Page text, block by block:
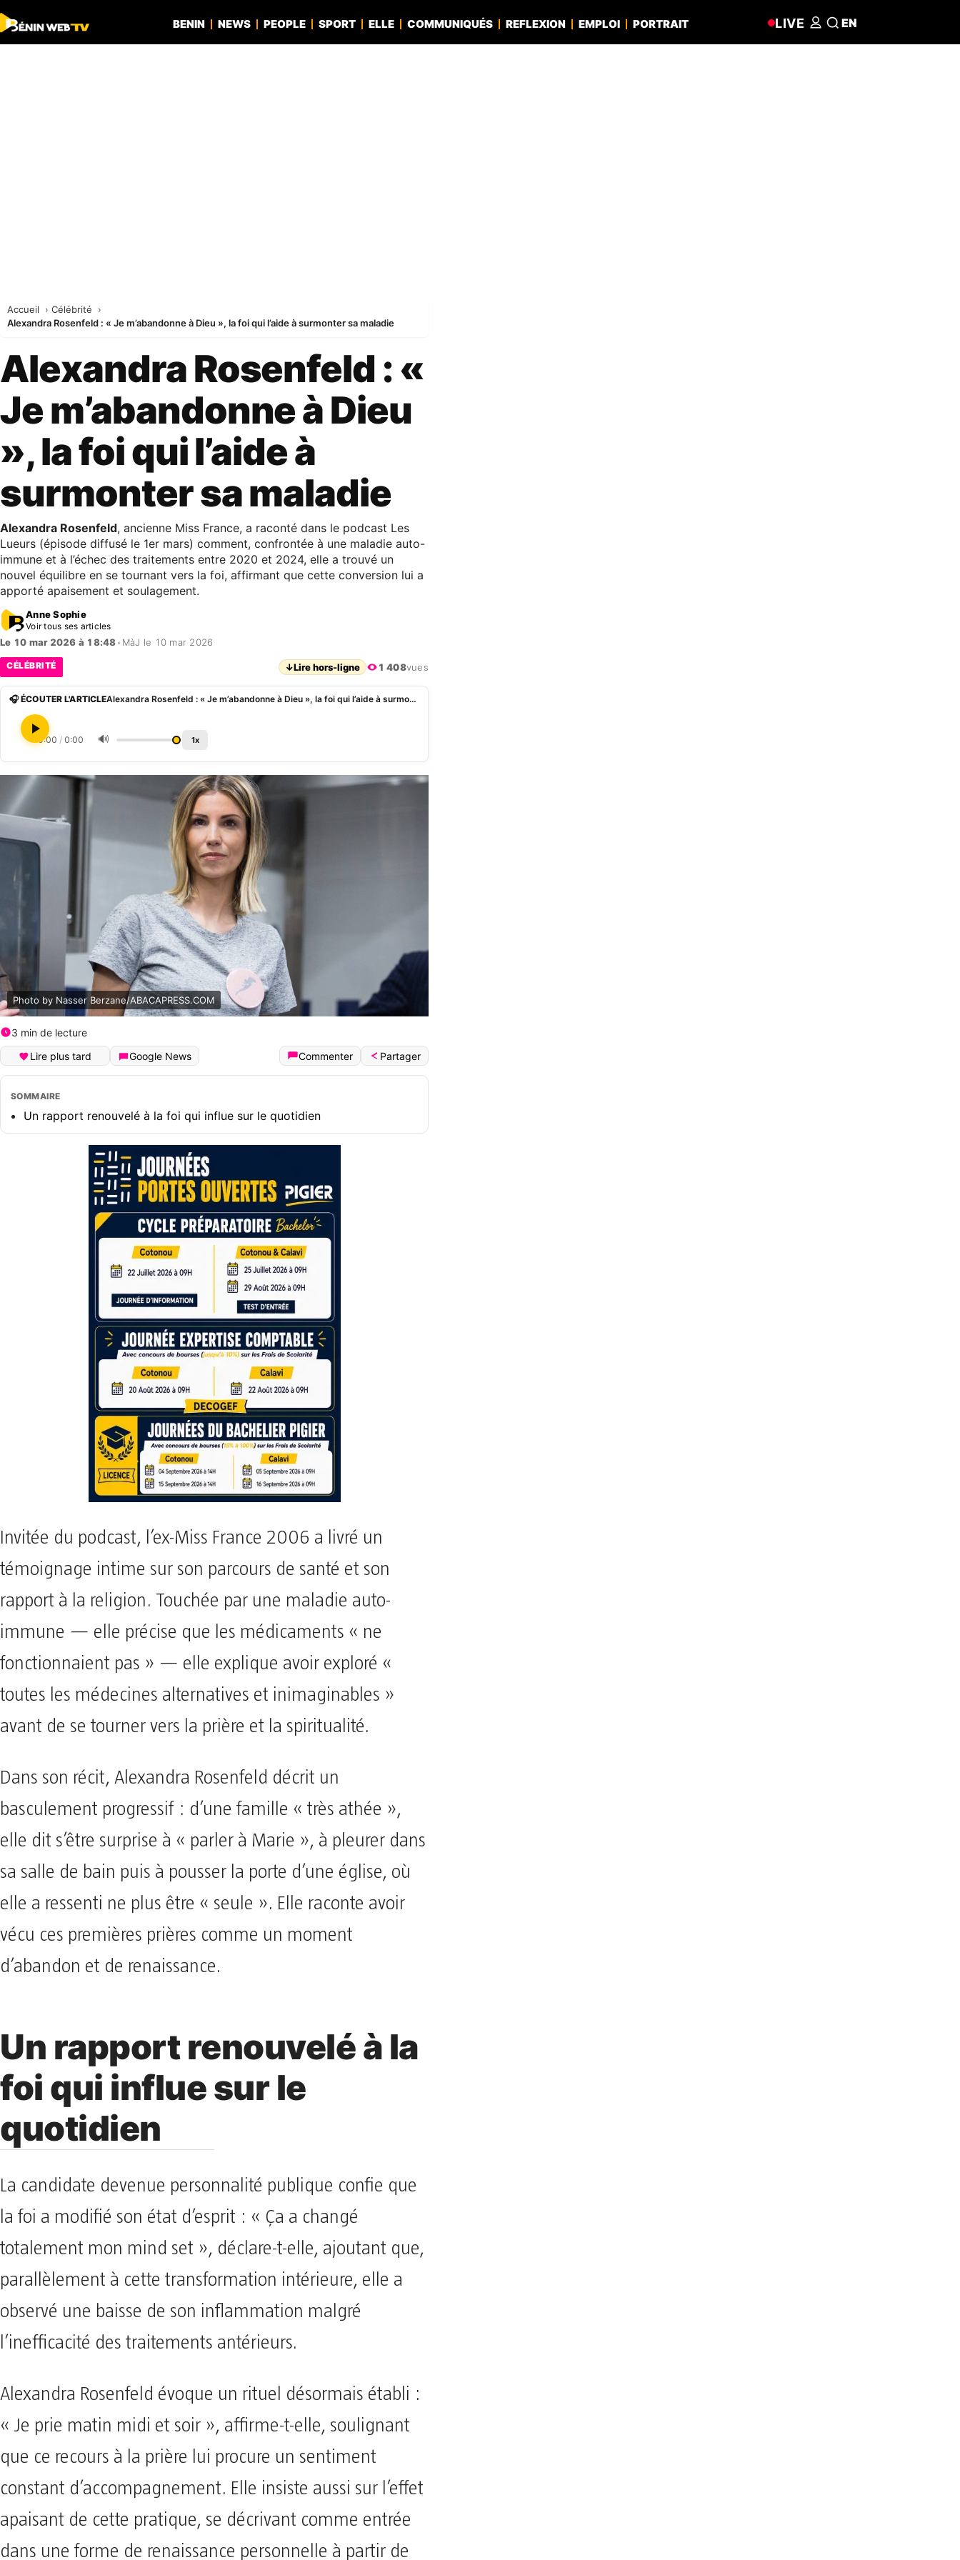
BENIN NEWS PEOPLE SPORT ELLE COMMUNIQUÉS REFLEXION EMPLOI PORTRAIT LIVE EN
Accueil
Célébrité
Alexandra Rosenfeld : « Je m’abandonne à Dieu », la foi qui l’aide à surmonter sa maladie
Alexandra Rosenfeld : «
Je m’abandonne à Dieu
», la foi qui l’aide à
surmonter sa maladie
Alexandra Rosenfeld, ancienne Miss France, a raconté dans le podcast Les
Lueurs (épisode diffusé le 1er mars) comment, confrontée à une maladie auto-
immune et à l’échec des traitements entre 2020 et 2024, elle a trouvé un
nouvel équilibre en se tournant vers la foi, affirmant que cette conversion lui a
apporté apaisement et soulagement.
Anne Sophie
Voir tous ses articles
Le 10 mar 2026 à 18:48• MàJ le 10 mar 2026
CÉLÉBRITÉ ↓Lire hors-ligne 1 408vues
🎧 ÉCOUTER L'ARTICLE Alexandra Rosenfeld : « Je m’abandonne à Dieu », la foi qui l’aide à surmonter sa maladie
0:00 / 0:00 🔊 1x
Photo by Nasser Berzane/ABACAPRESS.COM
3 min de lecture
Lire plus tard
Google News Commenter Partager
SOMMAIRE
Un rapport renouvelé à la foi qui influe sur le quotidien
Invitée du podcast, l’ex-Miss France 2006 a livré un
témoignage intime sur son parcours de santé et son
rapport à la religion. Touchée par une maladie auto-
immune — elle précise que les médicaments « ne
fonctionnaient pas » — elle explique avoir exploré «
toutes les médecines alternatives et inimaginables »
avant de se tourner vers la prière et la spiritualité.
Dans son récit, Alexandra Rosenfeld décrit un
basculement progressif : d’une famille « très athée »,
elle dit s’être surprise à « parler à Marie », à pleurer dans
sa salle de bain puis à pousser la porte d’une église, où
elle a ressenti ne plus être « seule ». Elle raconte avoir
vécu ces premières prières comme un moment
d’abandon et de renaissance.
Un rapport renouvelé à la
foi qui influe sur le
quotidien
La candidate devenue personnalité publique confie que
la foi a modifié son état d’esprit : « Ça a changé
totalement mon mind set », déclare-t-elle, ajoutant que,
parallèlement à cette transformation intérieure, elle a
observé une baisse de son inflammation malgré
l’inefficacité des traitements antérieurs.
Alexandra Rosenfeld évoque un rituel désormais établi :
« Je prie matin midi et soir », affirme-t-elle, soulignant
que ce recours à la prière lui procure un sentiment
constant d’accompagnement. Elle insiste aussi sur l’effet
apaisant de cette pratique, se décrivant comme entrée
dans une forme de renaissance personnelle à partir de